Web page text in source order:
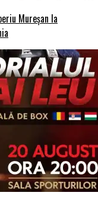
Mureșan la